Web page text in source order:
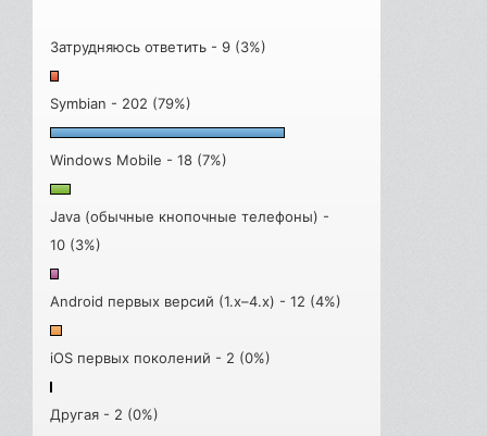
Затрудняюсь ответить - 9 (3%)
Symbian - 202 (79%)
Windows Mobile - 18 (7%)
Java (обычные кнопочные телефоны) -
10 (3%)
Android первых версий (1.x–4.x) - 12 (4%)
iOS первых поколений - 2 (0%)
Другая - 2 (0%)